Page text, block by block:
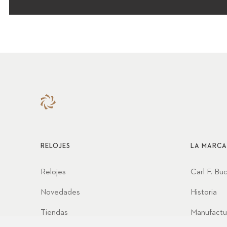
RELOJES
Relojes
Novedades
Tiendas
LA MARCA
Carl F.
Historia